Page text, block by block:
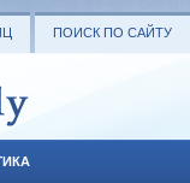
ПОИСК ПО САЙТУ